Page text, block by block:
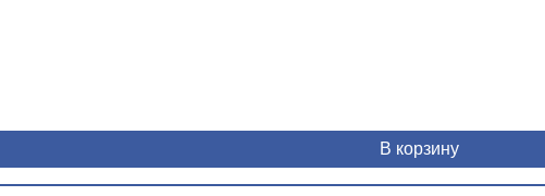
В корзину